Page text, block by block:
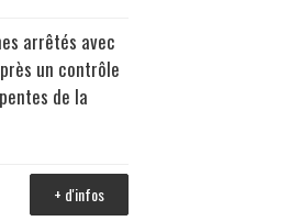
arrêtés avec
un contrôle
de la
+ d'infos